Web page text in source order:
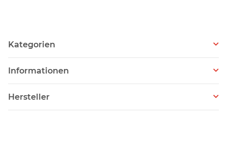
Kategorien
Informationen
Hersteller